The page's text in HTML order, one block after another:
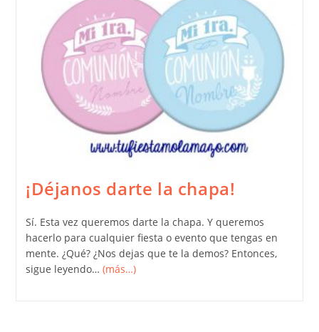
¡Déjanos darte la chapa!
Sí. Esta vez queremos darte la chapa. Y queremos
hacerlo para cualquier fiesta o evento que tengas en
mente. ¿Qué? ¿Nos dejas que te la demos? Entonces,
sigue leyendo… (más…)